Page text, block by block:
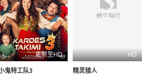
更新至HD
鬼特工队3
HD
精灵猎人